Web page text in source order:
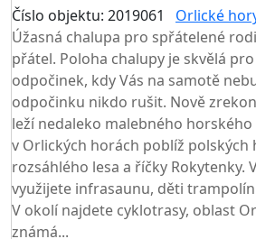
Číslo objektu: 2019061 Orlické
Úžasná chalupa pro spřátelené
přátel. Poloha chalupy je skvělá
odpočinek, kdy Vás na samotě
odpočinku nikdo rušit. Nově
leží nedaleko malebného
v Orlických horách poblíž polských
rozsáhlého lesa a říčky Rokytenky.
využijete infrasaunu, děti
V okolí najdete cyklotrasy, oblast
známá...